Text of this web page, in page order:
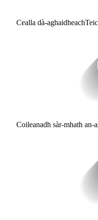
Cealla dà-aghaidheach
Coileanadh sàr-mhath